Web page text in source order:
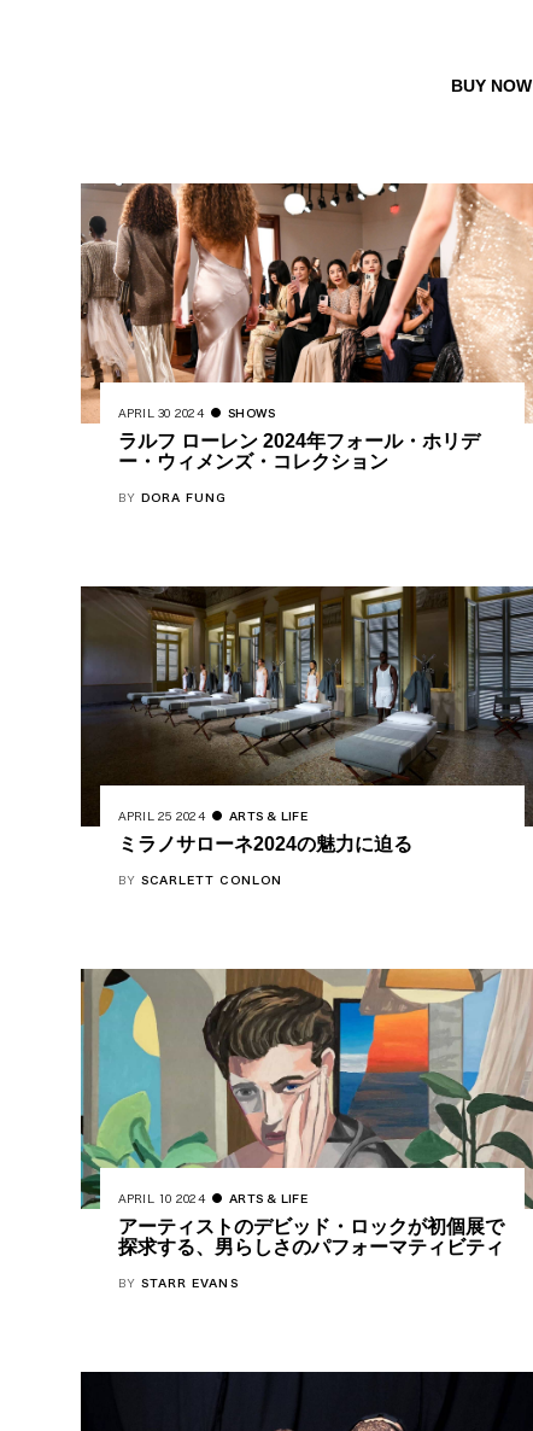
BUY NOW
APRIL 30 2024 SHOWS
ラルフ ローレン 2024年フォール・ホリデ
ー・ウィメンズ・コレクション
BY DORA FUNG
APRIL 25 2024 ARTS & LIFE
ミラノサローネ2024の魅力に迫る
BY SCARLETT CONLON
APRIL 10 2024 ARTS & LIFE
アーティストのデビッド・ロックが初個展で
探求する、男らしさのパフォーマティビティ
BY STARR EVANS